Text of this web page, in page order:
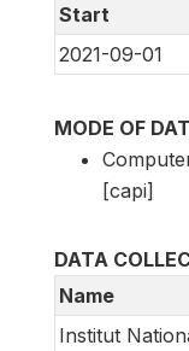
Start
2021-09-01
MODE OF
[capi]
DATA
Name
Institut